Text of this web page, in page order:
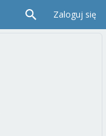
Zaloguj się